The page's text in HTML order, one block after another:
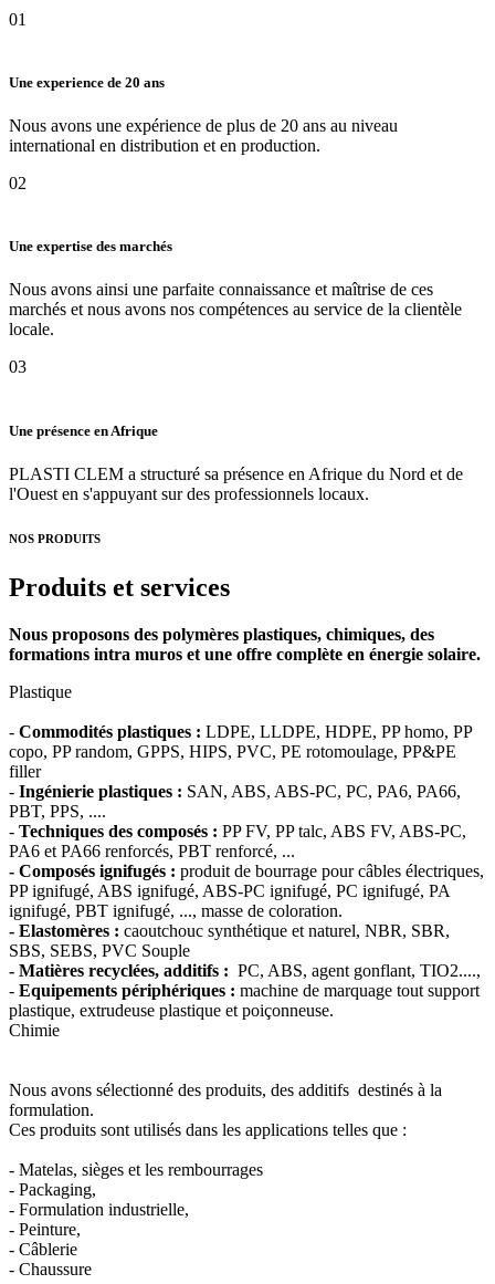
01
Une experience de 20 ans
Nous avons une expérience de plus de 20 ans au niveau
international en distribution et en production.
02
Une expertise des marchés
Nous avons ainsi une parfaite connaissance et maîtrise de ces
marchés et nous avons nos compétences au service de la clientèle
locale.
03
Une présence en Afrique
PLASTI CLEM a structuré sa présence en Afrique du Nord et de
l'Ouest en s'appuyant sur des professionnels locaux.
NOS PRODUITS
Produits et services
Nous proposons des polymères plastiques, chimiques, des
formations intra muros et une offre complète en énergie solaire.
Plastique
- Commodités plastiques : LDPE, LLDPE, HDPE, PP homo, PP
copo, PP random, GPPS, HIPS, PVC, PE rotomoulage, PP&PE
filler
- Ingénierie plastiques : SAN, ABS, ABS-PC, PC, PA6, PA66,
PBT, PPS, ....
- Techniques des composés : PP FV, PP talc, ABS FV, ABS-PC,
PA6 et PA66 renforcés, PBT renforcé, ...
- Composés ignifugés : produit de bourrage pour câbles électriques,
PP ignifugé, ABS ignifugé, ABS-PC ignifugé, PC ignifugé, PA
ignifugé, PBT ignifugé, ..., masse de coloration.
- Elastomères : caoutchouc synthétique et naturel, NBR, SBR,
SBS, SEBS, PVC Souple
- Matières recyclées, additifs : PC, ABS, agent gonflant, TIO2....,
- Equipements périphériques : machine de marquage tout support
plastique, extrudeuse plastique et poiçonneuse.
Chimie
Nous avons sélectionné des produits, des additifs destinés à la
formulation.
Ces produits sont utilisés dans les applications telles que :
- Matelas, sièges et les rembourrages
- Packaging,
- Formulation industrielle,
- Peinture,
- Câblerie
- Chaussure